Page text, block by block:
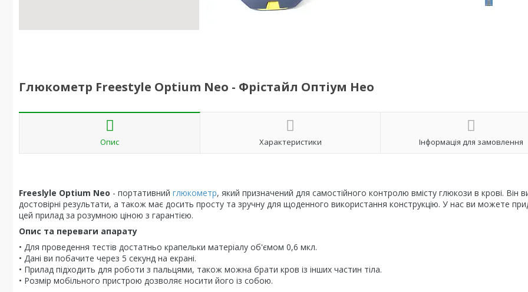
Глюкометр Freestyle Optium Neo - Фрістайл Оптіум Нео
Опис Характеристики Інформація для замовлення
Freeslyle Optium Neo - портативний глюкометр, який призначений для самостійного контролю вмісту глюкози в крові. Він
достовірні результати, а також має досить просту та зручну для щоденного використання конструкцію. У нас ви можете
цей прилад за розумною ціною з гарантією.
Опис та переваги апарату
• Для проведення тестів достатньо крапельки матеріалу об'ємом 0,6 мкл.
• Дані ви побачите через 5 секунд на екрані.
• Прилад підходить для роботи з пальцями, також можна брати кров із інших частин тіла.
• Розмір мобільного пристрою дозволяє носити його із собою.